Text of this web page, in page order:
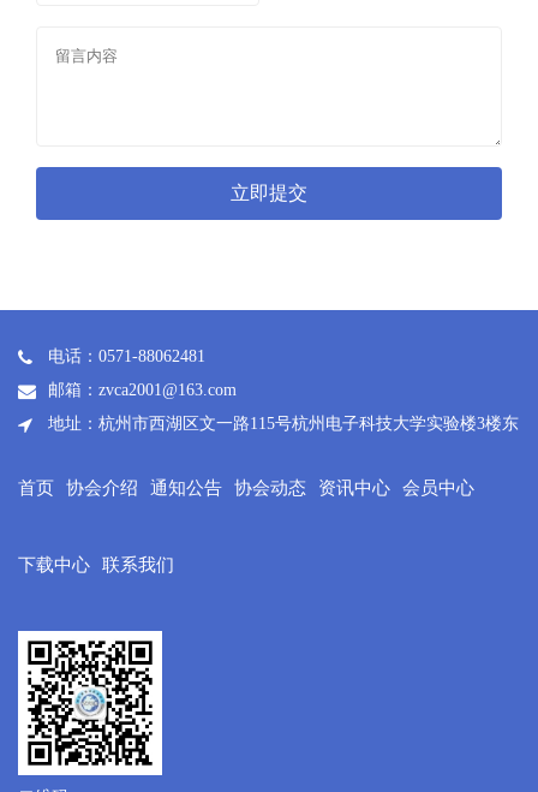
立即提交
电话：0571-88062481
邮箱：zvca2001@163.com
地址：杭州市西湖区文一路115号杭州电子科技大学实验楼3楼东
首页 协会介绍 通知公告 协会动态 资讯中心 会员中心
下载中心 联系我们